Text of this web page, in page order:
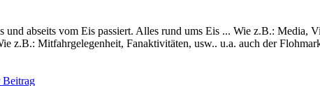
und abseits vom Eis passiert. Alles rund ums Eis ... Wie z.B.: Media,
z.B.: Mitfahrgelegenheit, Fanaktivitäten, usw.. u.a. auch der